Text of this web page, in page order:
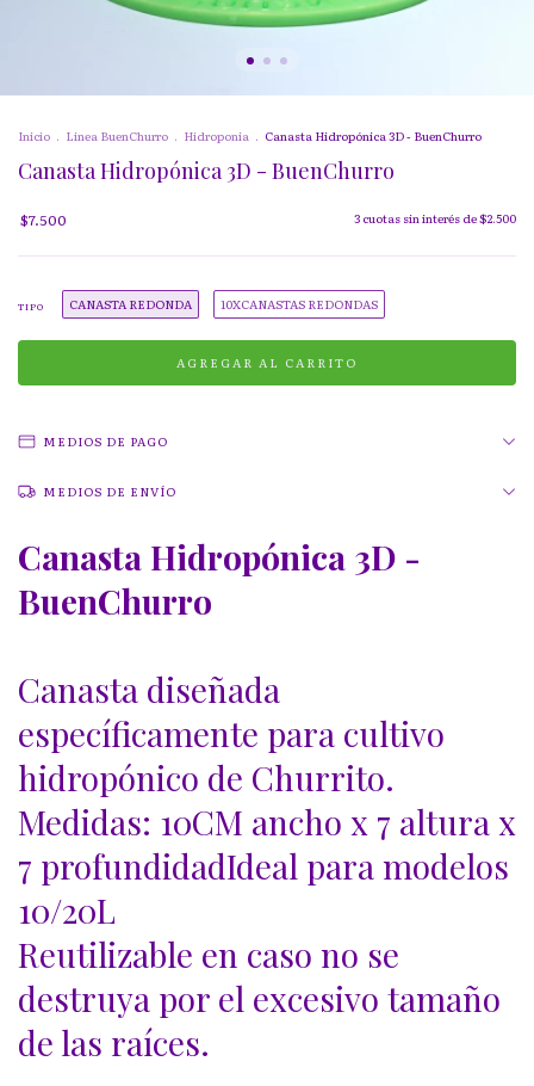
Inicio . Linea BuenChurro . Hidroponia . Canasta Hidropónica 3D - BuenChurro
Canasta Hidropónica 3D - BuenChurro
$7.500 3 cuotas sin interés de$2.500
TIPO CANASTA REDONDA 10XCANASTAS REDONDAS
MEDIOS DE PAGO
MEDIOS DE ENVÍO
Canasta Hidropónica 3D -
BuenChurro
Canasta diseñada
específicamente para cultivo
hidropónico de Churrito.
Medidas: 10CM ancho x 7 altura x
7 profundidadIdeal para modelos
10/20L
Reutilizable en caso no se
destruya por el excesivo tamaño
de las raíces.